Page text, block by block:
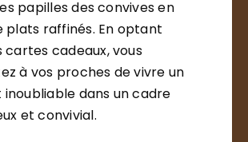
papilles des convives en
plats raffinés. En optant
cartes cadeaux, vous
à vos proches de vivre un
dans un cadre
et convivial.